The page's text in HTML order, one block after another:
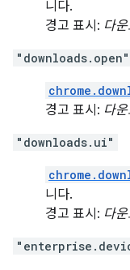
니다.
경고 표시: 다
"downloads.open"
경고 표시: 다
"downloads.ui"
니다.
경고 표시: 다